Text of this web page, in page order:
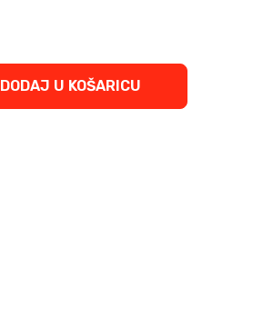
DODAJ U KOŠARICU